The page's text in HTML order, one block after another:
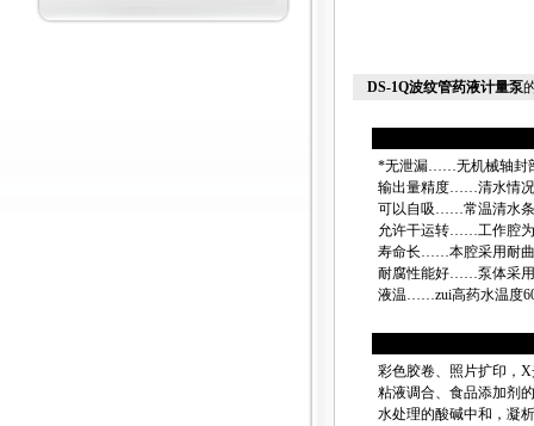
DS-1Q波纹管药液计量泵
*无泄漏……无机械轴封
输出量精度……清水情况
可以自吸……常温清水
允许干运转……工作腔
寿命长……本腔采用耐曲
耐腐性能好……泵体采用
液温……zui高药水温度
彩色胶卷、照片扩印，
粘液调合、食品添加剂
水处理的酸碱中和，凝